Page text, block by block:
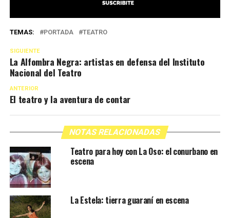
TEMAS: PORTADA TEATRO
SIGUIENTE
La Alfombra Negra: artistas en defensa del Instituto
Nacional del Teatro
ANTERIOR
El teatro y la aventura de contar
NOTAS RELACIONADAS
Teatro para hoy con La Oso: el conurbano en
escena
La Estela: tierra guaraní en escena